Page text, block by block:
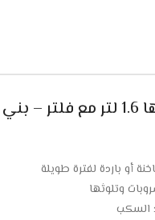
:
أو باردة لفترة طويلة
وتلوثها
السكب